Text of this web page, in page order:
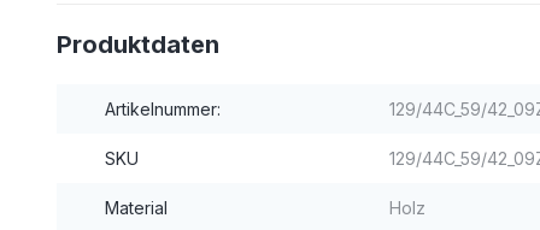
Produktdaten
Artikelnummer: 129/44C_59/
SKU 129/44C_59/
Material Holz